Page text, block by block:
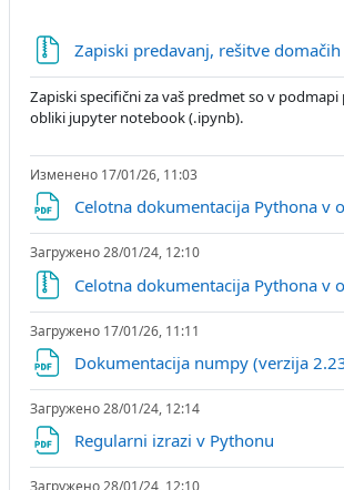
Zapiski predavanj, rešitve
Zapiski specifični za vaš predmet so v podmapi
obliki jupyter notebook (.ipynb).
Изменено 17/01/26, 11:03
Celotna dokumentacija Pythona v
Загружено 28/01/24, 12:10
Celotna dokumentacija Pythona v
Загружено 17/01/26, 11:11
Dokumentacija numpy (verzija
Загружено 28/01/24, 12:14
Regularni izrazi v Pythonu
Загружено 28/01/24, 12:10